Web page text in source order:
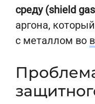
среду (shield
аргона,
с металлом во